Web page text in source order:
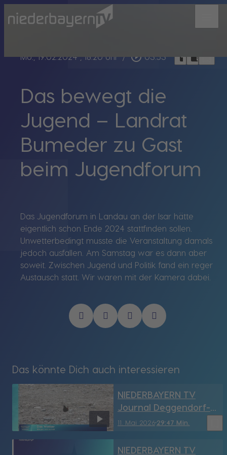
Mo., 19.02.2024, 18:20 Uhr / play_circle_outline 03:53 headphoneschrome_reader_modebookmark_border
Das bewegt die
Jugend – Landrat
Bumeder zu Gast
beim Jugendforum
Das Jugendforum in Landau an der Isar hätte
eigentlich schon Ende 2024 stattfinden sollen.
Unwetterbedingt musste die Veranstaltung damals
jedoch ausfallen. Am Samstag war es dann aber
soweit. Zwischen Jugend und Politik fand ein reger
Austausch statt. Wir waren mit der Kamera dabei.
Das könnte Dich auch interessieren
11. Mai 202629:47 Min.
NIEDERBAYERN TV
Journal Deggendorf-
Straubing vom
NIEDERBAYERN TV